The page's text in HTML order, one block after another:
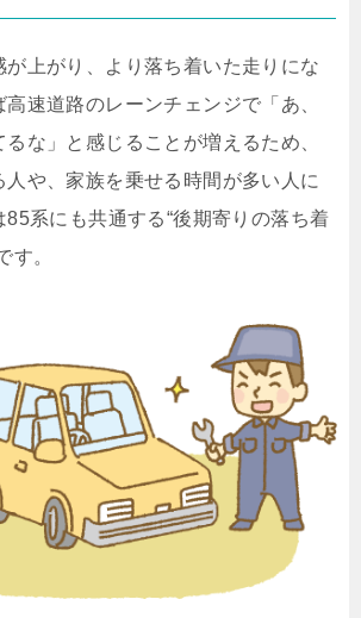
が上がり、より落ち着いた走りにな
速道路のレーンチェンジで「あ、
な」と感じることが増えるため、
や、家族を乗せる時間が多い人に
85系にも共通する“後期寄りの落ち着
す。